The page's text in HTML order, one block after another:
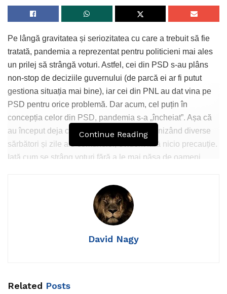
Pe lângă gravitatea și seriozitatea cu care a trebuit să fie
tratată, pandemia a reprezentat pentru politicieni mai ales
un prilej să strângă voturi. Astfel, cei din PSD s-au plâns
non-stop de deciziile guvernului (de parcă ei ar fi putut
gestiona situația mai bine), iar cei din PNL au dat vina pe
PSD pentru orice problemă. Dar acum, cel puțin în
concepția celor din PSD, pandemia s-a „încheiat”. Așa că
au început deja campania electorală, organizând diverse
sărbători și zile ale comunelor, evident fără nicio precauție.
Iată cum se strâng voturi fără a le mai păsa de oameni.
Au avut loc cu câteva zile în urmă Zilele Comunei
Voineasa, județul Vâlcea. Deși organizatorii făcut inițial un
set de reguli, iar distanțarea socială a fost obligatorie,
Continue Reading
David Nagy
Related Posts